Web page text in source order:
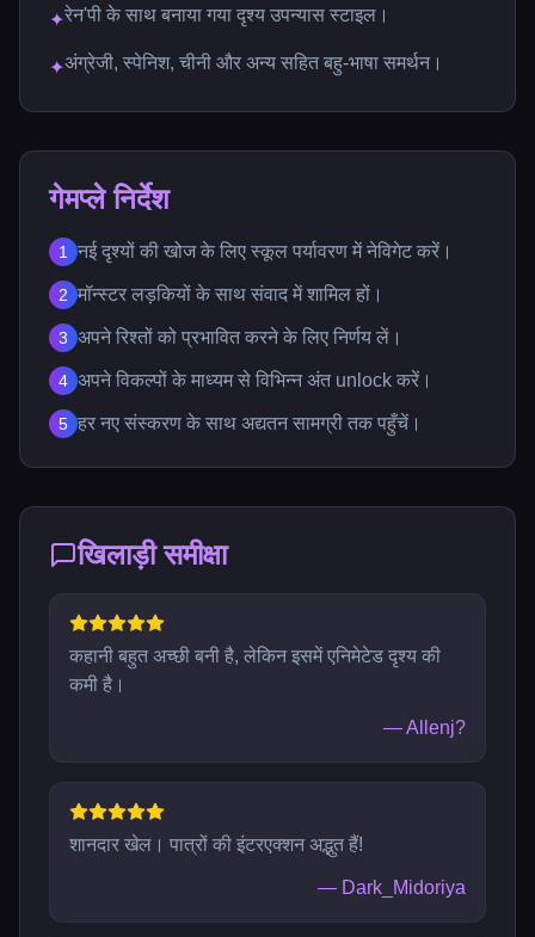
✦रेन'पी के साथ बनाया गया दृश्य उपन्यास स्टाइल।
✦अंग्रेजी, स्पेनिश, चीनी और अन्य सहित बहु-भाषा समर्थन।
गेमप्ले निर्देश
1 नई दृश्यों की खोज के लिए स्कूल पर्यावरण में नेविगेट करें।
2 मॉन्स्टर लड़कियों के साथ संवाद में शामिल हों।
3 अपने रिश्तों को प्रभावित करने के लिए निर्णय लें।
4 अपने विकल्पों के माध्यम से विभिन्न अंत unlock करें।
5 हर नए संस्करण के साथ अद्यतन सामग्री तक पहुँचें।
खिलाड़ी समीक्षा
कहानी बहुत अच्छी बनी है, लेकिन इसमें एनिमेटेड दृश्य की
कमी है।
—Allenj?
शानदार खेल। पात्रों की इंटरएक्शन अद्भुत हैं!
— Dark_Midoriya